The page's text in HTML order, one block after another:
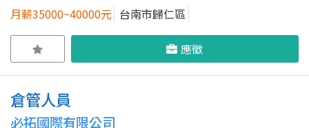
月薪35000~40000元 台南市歸仁區
應徵
倉管人員
必拓國際有限公司